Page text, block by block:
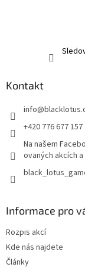
Kontakt
info@
+420 776 677 157
Na našem
ovaných akcích
Informace pro
Rozpis akcí
Kde nás najdete
Články